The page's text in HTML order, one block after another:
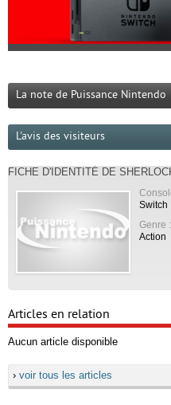
La note de Puissance Nintendo
L'avis des visiteurs
FICHE D'IDENTITÉ DE
Switch
Genre :
Action
Articles en relation
Aucun article disponible
› voir tous les articles